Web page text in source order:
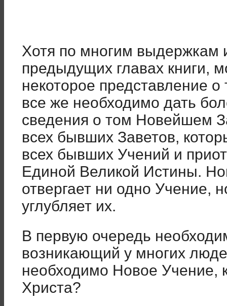
Хотя по многим
предыдущих главах книги,
некоторое представление
все же необходимо дать
сведения о том Новейшем
всех бывших Заветов,
всех бывших Учений и
Единой Великой Истины.
отвергает ни одно Учение,
углубляет их.
В первую очередь
возникающий у многих
необходимо Новое Учение,
Христа?